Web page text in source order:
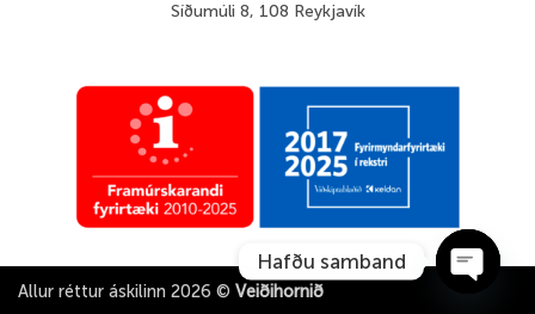
Síðumúli 8, 108 Reykjavík
Allur réttur áskilinn 2026 © Veiðihornið
Hafðu samband